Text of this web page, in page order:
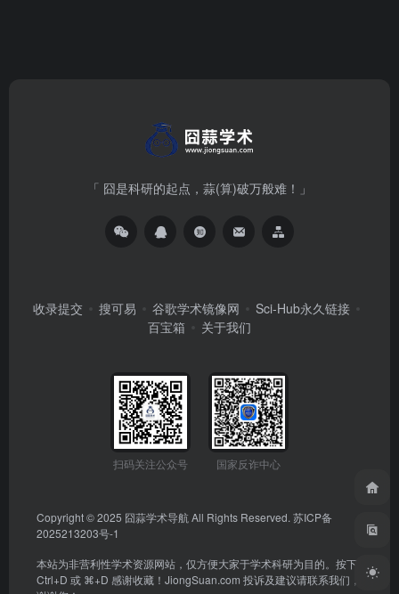
「 囧是科研的起点，蒜(算)破万般难！」
收录提交 搜可易 谷歌学术镜像网
Sci-Hub永久链接
百宝箱
关于我们
扫码关注公众号 国家反诈中心
Copyright © 2025 囧蒜学术导航 All Rights Reserved. 苏ICP备
2025213203号-1
本站为非营利性学术资源网站，仅方便大家于学术科研为目的。按下
Ctrl+D 或 ⌘+D 感谢收藏！ JiongSuan.com 投诉及建议请联系我们，